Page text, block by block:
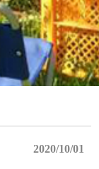
2020/10/01